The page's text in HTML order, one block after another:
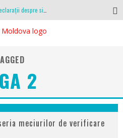
Antrenamente la peste 30 de grade Celsius. Mircea Rednic își pregătește fotbaliștii pentru calvarul de duminică
2
meciurilor de verificare